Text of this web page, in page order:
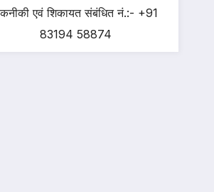
एवं शिकायत संबंधित नं.:- +91
83194 58874